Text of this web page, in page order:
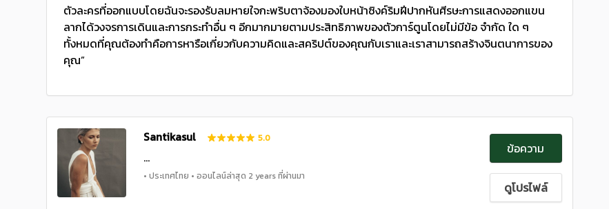
ตัวละครที่ออกแบบโดยฉันจะรองรับลมหายใจกะพริบตาจ้องมองใบหน้าซิงค์ริมฝีปากหันศีรษะการแสดงออกแขน
ลากได้วงจรการเดินและการกระทําอื่น ๆ อีกมากมายตามประสิทธิภาพของตัวการ์ตูนโดยไม่มีข้อ จํากัด ใด ๆ
ทั้งหมดที่คุณต้องทําคือการหารือเกี่ยวกับความคิดและสคริปต์ของคุณกับเราและเราสามารถสร้างจินตนาการของ
คุณ”
Santikasul 5.0
...
• ประเทศไทย • ออนไลน์ล่าสุด 2 years ที่ผ่านมา
ข้อความ
ดูโปรไฟล์